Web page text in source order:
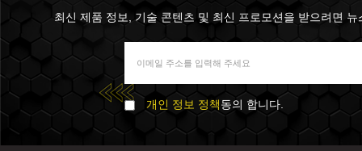
최신 제품 정보, 기술 콘텐츠 및 최신 프로모션을 받으려면
개인 정보 정책동의 합니다.